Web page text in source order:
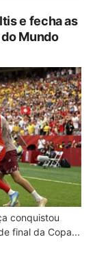
e fecha as
Mundo
conquistou
final da Copa...